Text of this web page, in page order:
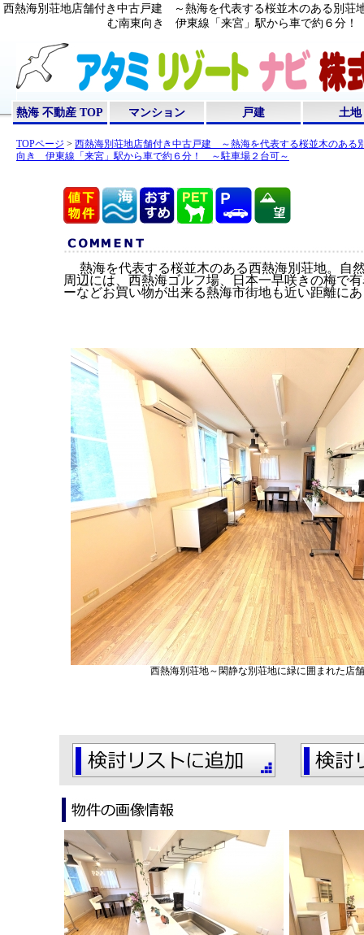
西熱海別荘地店舗付き中古戸建 ～熱海を代表する桜並木のある別
む南東向き 伊東線「来宮」駅から車で約６分
熱海 不動産 TOP マンション 戸建 土地
TOPページ > 西熱海別荘地店舗付き中古戸建 ～熱海を代表する桜並木のあ
向き 伊東線「来宮」駅から車で約６分！ ～駐車場２台可～
熱海を代表する桜並木のある西熱海別荘地。自
周辺には、西熱海ゴルフ場、日本一早咲きの梅で
ーなどお買い物が出来る熱海市街地も近い距離に
西熱海別荘地～閑静な別荘地に緑に囲まれた店